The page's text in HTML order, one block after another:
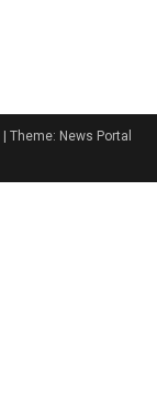
Theme: News Portal